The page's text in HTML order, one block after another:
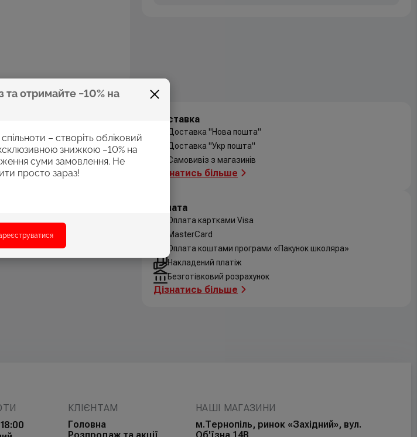
та отримайте −10% на
– створіть обліковий
знижкою −10% на
суми замовлення. Не
просто зараз!
Доставка
Доставка "Нова пошта"
Доставка "Укр пошта"
Самовивіз з магазинів
Дізнатись більше
Оплата
Оплата картками Visa
MasterCard
Оплата коштами програми «Пакунок школяра»
Накладений платіж
Безготівковий розрахунок
Дізнатись більше
КЛІЄНТАМ
Головна
НАШІ МАГАЗИНИ
м.Тернопіль, ринок «Західний», вул.